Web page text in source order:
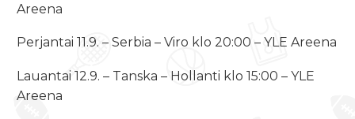
Areena
Perjantai 11.9. – Serbia – Viro klo 20:00 – YLE Areena
Lauantai 12.9. – Tanska – Hollanti klo 15:00 – YLE
Areena